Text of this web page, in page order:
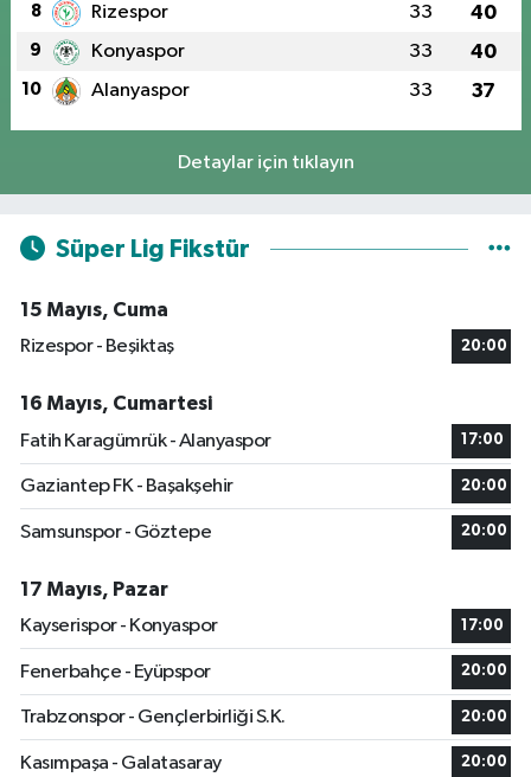
8 Rizespor 33 40
9 Konyaspor 33 40
10 Alanyaspor 33 37
Detaylar için tıklayın
Süper Lig Fikstür
15 Mayıs, Cuma
Rizespor - Beşiktaş
20:00
16 Mayıs, Cumartesi
Fatih Karagümrük - Alanyaspor
17:00
Gaziantep FK - Başakşehir 20:00
Samsunspor - Göztepe 20:00
17 Mayıs, Pazar
Kayserispor - Konyaspor
17:00
Fenerbahçe - Eyüpspor 20:00
Trabzonspor - Gençlerbirliği S.K. 20:00
Kasımpaşa - Galatasaray 20:00